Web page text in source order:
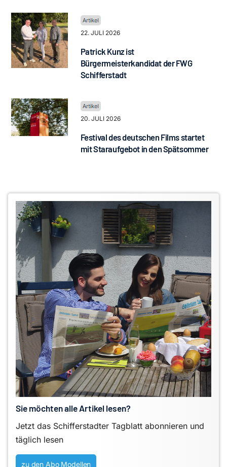
22. JULI 2026
Patrick Kunz ist
Bürgermeisterkandidat der FWG
Schifferstadt
20. JULI 2026
Festival des deutschen Films startet
mit Staraufgebot in den Spätsommer
Sie möchten alle Artikel lesen?
Jetzt das Schifferstadter Tagblatt abonnieren und
täglich lesen
zu den Abo Modellen